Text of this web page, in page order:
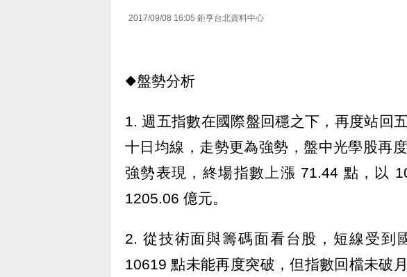
2017/09/08 16:05 鉅亨台北資料中心
◆盤勢分析
1. 週五指數在國際盤回穩之下，再度站回
十日均線，走勢更為強勢，盤中光學股再
強勢表現，終場指數上漲 71.44 點，以
1205.06 億元。
2. 從技術面與籌碼面看台股，短線受到
10619 點未能再度突破，但指數回檔未破